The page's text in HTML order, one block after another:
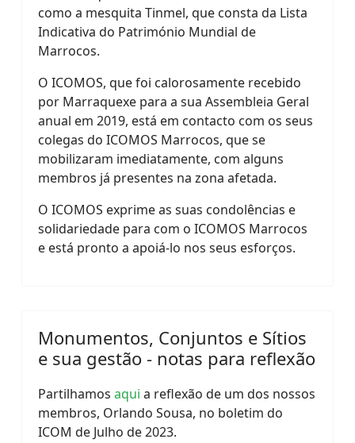
como a mesquita Tinmel, que consta da Lista
Indicativa do Património Mundial de
Marrocos.
O ICOMOS, que foi calorosamente recebido
por Marraquexe para a sua Assembleia Geral
anual em 2019, está em contacto com os seus
colegas do ICOMOS Marrocos, que se
mobilizaram imediatamente, com alguns
membros já presentes na zona afetada.
O ICOMOS exprime as suas condolências e
solidariedade para com o ICOMOS Marrocos
e está pronto a apoiá-lo nos seus esforços.
Monumentos, Conjuntos e Sítios
e sua gestão - notas para reflexão
Partilhamos aqui a reflexão de um dos nossos
membros, Orlando Sousa, no boletim do
ICOM de Julho de 2023.